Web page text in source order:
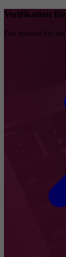
Verifikation
Das müssen Sie tun